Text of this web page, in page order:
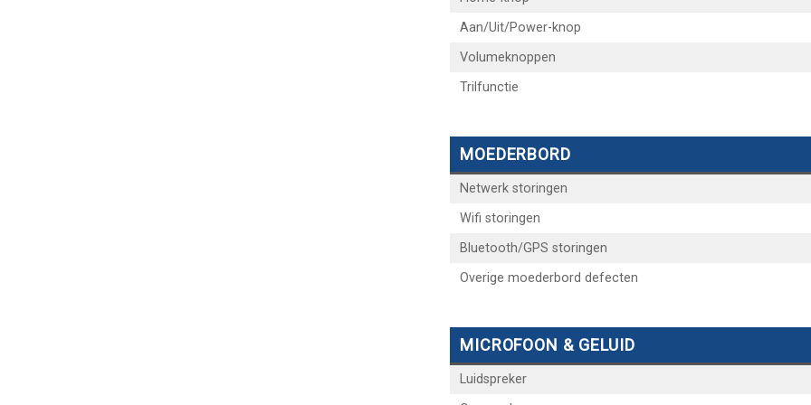
Aan/Uit/Power-knop
Volumeknoppen
Trilfunctie
MOEDERBORD
Netwerk storingen
Wifi storingen
Bluetooth/GPS storingen
Overige moederbord defecten
MICROFOON & GELUID
Luidspreker